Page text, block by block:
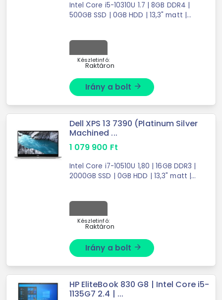
Intel Core i5-10310U 1.7 | 8GB DDR4 |
500GB SSD | 0GB HDD | 13,3" matt |
Készletinfó:
Raktáron
Irány a bolt arrow_forward
Dell XPS 13 7390 (Platinum Silver
Machined ...
1 079 900 Ft
Intel Core i7-10510U 1,80 | 16GB DDR3 |
2000GB SSD | 0GB HDD | 13,3" matt |
Készletinfó:
Raktáron
Irány a bolt arrow_forward
HP EliteBook 830 G8 | Intel Core i5-
1135G7 2.4 | ...